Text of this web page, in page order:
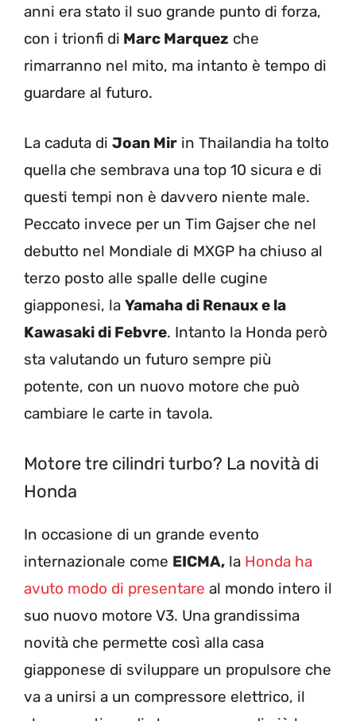
anni era stato il suo grande punto di forza,
con i trionfi di Marc Marquez che
rimarranno nel mito, ma intanto è tempo di
guardare al futuro.
La caduta di Joan Mir in Thailandia ha tolto
quella che sembrava una top 10 sicura e di
questi tempi non è davvero niente male.
Peccato invece per un Tim Gajser che nel
debutto nel Mondiale di MXGP ha chiuso al
terzo posto alle spalle delle cugine
giapponesi, la Yamaha di Renaux e la
Kawasaki di Febvre. Intanto la Honda però
sta valutando un futuro sempre più
potente, con un nuovo motore che può
cambiare le carte in tavola.
Motore tre cilindri turbo? La novità di
Honda
In occasione di un grande evento
internazionale come EICMA, la Honda ha
avuto modo di presentare al mondo intero il
suo nuovo motore V3. Una grandissima
novità che permette così alla casa
giapponese di sviluppare un propulsore che
va a unirsi a un compressore elettrico, il